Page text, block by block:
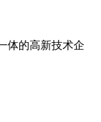
体的高新技术企